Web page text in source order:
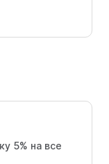
5% на все